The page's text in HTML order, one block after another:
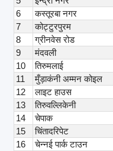
6
कस्तूरबा नगर
7
कोट्टुरपुरम
8
ग्रीनवेस रोड
9
मंदवली
10
तिरुमलाई
11
मुँड़ाकंनी अम्मन कोइल
12
लाइट हाउस
13
तिरुवल्लिकेनी
14
चेपाक
15
चिंतादरिपेट
16
चेन्नई पार्क टाउन